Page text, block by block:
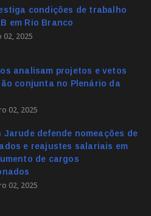
condições de trabalho
em Rio Branco
02, 2025
analisam projetos e vetos
conjunta no Plenário da
02, 2025
Jarude defende nomeações de
e reajustes salariais em
de cargos
02, 2025